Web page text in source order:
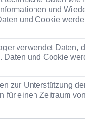
und
und Cookie
verwendet Daten,
Daten und Cookie
zur Unterstützung
für einen Zeitraum